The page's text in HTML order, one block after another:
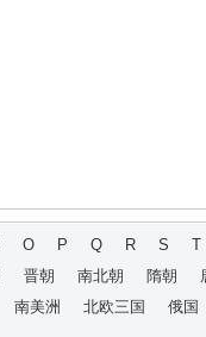
O P Q R S
T
晋朝 南北朝 隋朝
南美洲 北欧三国 俄国